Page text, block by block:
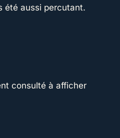
été aussi percutant.
consulté à afficher